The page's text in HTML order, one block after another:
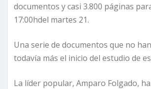
documentos y casi 3.800 páginas
17:00hdel martes 21.
Una serie de documentos que no
todavía más el inicio del estudio de
La líder popular, Amparo Folgado,